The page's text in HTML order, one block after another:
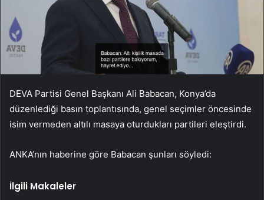
DEVA Partisi Genel Başkanı Ali Babacan, Konya’da
düzenlediği basın toplantısında, genel seçimler öncesinde
isim vermeden altılı masaya oturdukları partileri eleştirdi.
ANKA’nın haberine göre Babacan şunları söyledi:
İlgili Makaleler